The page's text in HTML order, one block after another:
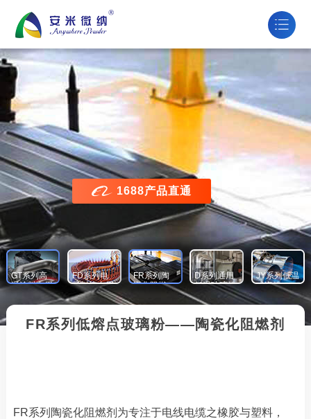
GT系列高
温涂料专用
FD系列电
子封接专用
FR系列陶
瓷化阻燃
D系列通用
低温玻璃粉
JY系列低温
成瓷粉
FR系列低熔点玻璃粉——陶瓷化阻燃剂
 1688产品直通
FR系列陶瓷化阻燃剂为专注于电线电缆之橡胶与塑料，